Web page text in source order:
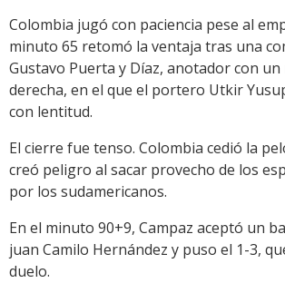
Colombia jugó con paciencia pese al
minuto 65 retomó la ventaja tras una
Gustavo Puerta y Díaz, anotador con un
derecha, en el que el portero Utkir
con lentitud.
El cierre fue tenso. Colombia cedió la
creó peligro al sacar provecho de los
por los sudamericanos.
En el minuto 90+9, Campaz aceptó un
juan Camilo Hernández y puso el 1-3,
duelo.